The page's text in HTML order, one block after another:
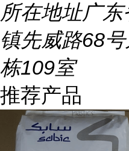
所在地址广东
镇先威路68
栋109室
推荐产品